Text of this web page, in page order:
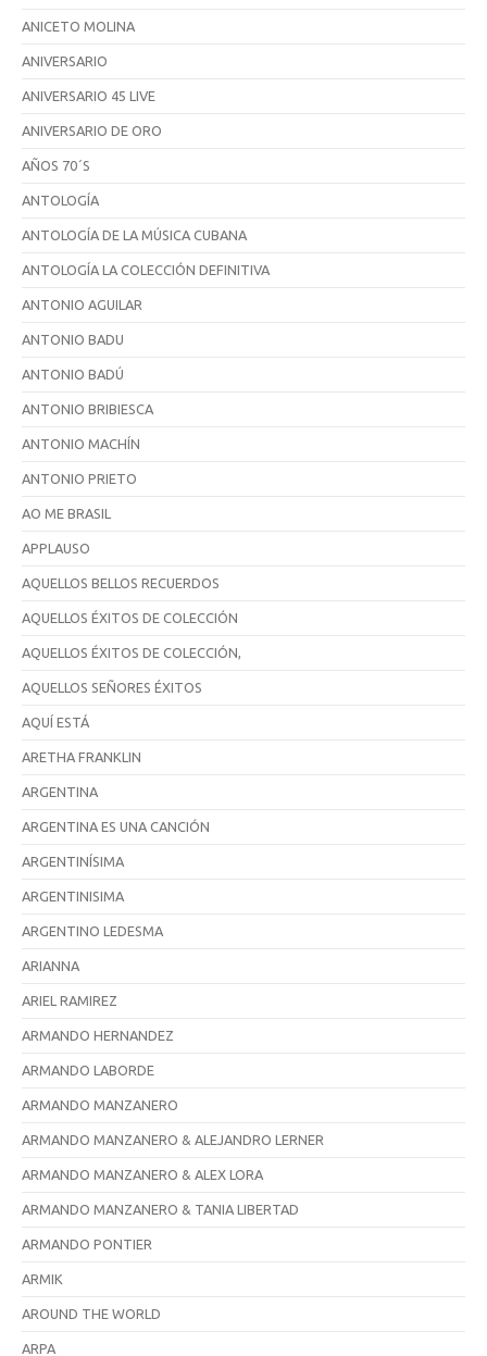
ANICETO MOLINA
ANIVERSARIO
ANIVERSARIO 45 LIVE
ANIVERSARIO DE ORO
AÑOS 70´S
ANTOLOGÍA
ANTOLOGÍA DE LA MÚSICA CUBANA
ANTOLOGÍA LA COLECCIÓN DEFINITIVA
ANTONIO AGUILAR
ANTONIO BADU
ANTONIO BADÚ
ANTONIO BRIBIESCA
ANTONIO MACHÍN
ANTONIO PRIETO
AO ME BRASIL
APPLAUSO
AQUELLOS BELLOS RECUERDOS
AQUELLOS ÉXITOS DE COLECCIÓN
AQUELLOS ÉXITOS DE COLECCIÓN,
AQUELLOS SEÑORES ÉXITOS
AQUÍ ESTÁ
ARETHA FRANKLIN
ARGENTINA
ARGENTINA ES UNA CANCIÓN
ARGENTINÍSIMA
ARGENTINISIMA
ARGENTINO LEDESMA
ARIANNA
ARIEL RAMIREZ
ARMANDO HERNANDEZ
ARMANDO LABORDE
ARMANDO MANZANERO
ARMANDO MANZANERO & ALEJANDRO LERNER
ARMANDO MANZANERO & ALEX LORA
ARMANDO MANZANERO & TANIA LIBERTAD
ARMANDO PONTIER
ARMIK
AROUND THE WORLD
ARPA